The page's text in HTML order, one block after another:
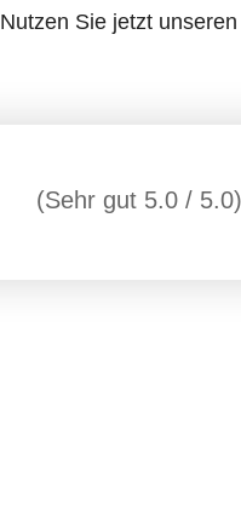
Sie jetzt
(Sehr gut 5.0 /